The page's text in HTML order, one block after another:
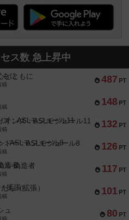
ス数 急上昇中
487 PT
とともに
稿
148 PT
稿
132 PT
オンズ：ASLモジュール11
稿
126 PT
ドー：ASLモジュール8
稿
117 PT
ル 偽造者
稿
101 PT
ち（拡張）
稿
80 PT
ュ
稿